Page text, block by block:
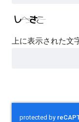
上に表示された文